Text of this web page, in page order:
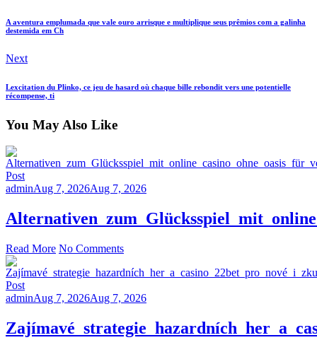
A aventura emplumada que vale ouro arrisque e multiplique seus prêmios com a galinha
destemida em Ch
Next
Lexcitation du Plinko, ce jeu de hasard où chaque bille rebondit vers une potentielle
récompense, ti
You May Also Like
Post
adminAug 7, 2026Aug 7, 2026
Read More No Comments
Post
adminAug 7, 2026Aug 7, 2026